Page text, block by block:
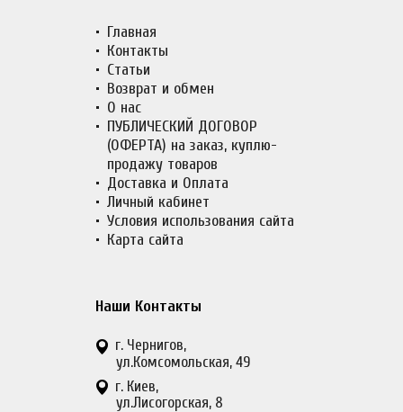
Главная
Контакты
Статьи
Возврат и обмен
О нас
ПУБЛИЧЕСКИЙ ДОГОВОР
(ОФЕРТА) на заказ, куплю-
продажу товаров
Доставка и Оплата
Личный кабинет
Условия использования сайта
Карта сайта
Наши Контакты
г. Чернигов,
ул.Комсомольская, 49
г. Киев,
ул.Лисогорская, 8